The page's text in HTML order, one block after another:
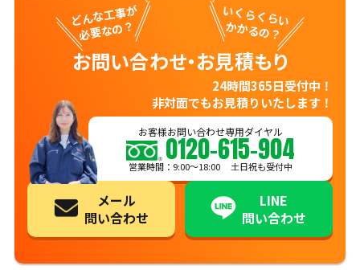
どんな工事が
必要なの？
いくらくらい
かかるの？
お問い合わせ・お見積もり
24時間365日受付中！
非対面でもお見積りいたします！
お客様お問い合わせ専用ダイヤル
0120-615-904
営業時間：9:00〜18:00 土日祝も受付中
メール
問い合わせ
LINE
問い合わせ